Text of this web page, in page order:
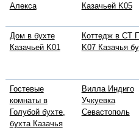
Алекса
Казачьей K05
Дом в бухте
Казачьей K01
Коттедж в СТ
K07 Казачья
Гостевые
комнаты в
Голубой бухте,
бухта Казачья
Вилла Индиго
Учкуевка
Севастополь